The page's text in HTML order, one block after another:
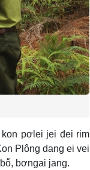
pơlei jei đei rim
Plông dang ei vei
bơngai jang.